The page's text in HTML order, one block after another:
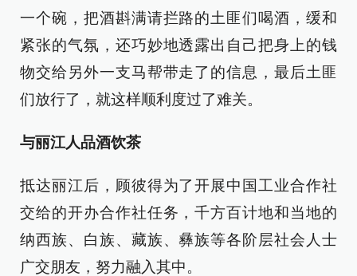
一个碗，把酒斟满请拦路的土匪们喝酒，缓和
紧张的气氛，还巧妙地透露出自己把身上的钱
物交给另外一支马帮带走了的信息，最后土匪
们放行了，就这样顺利度过了难关。
与丽江人品酒饮茶
抵达丽江后，顾彼得为了开展中国工业合作社
交给的开办合作社任务，千方百计地和当地的
纳西族、白族、藏族、彝族等各阶层社会人士
广交朋友，努力融入其中。